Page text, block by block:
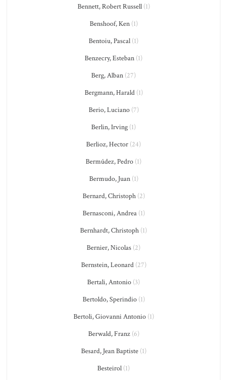
Bennett, Robert Russell(1)
Benshoof, Ken(1)
Bentoiu, Pascal (1)
Benzecry, Esteban (1)
Berg, Alban (27)
Bergmann, Harald(1)
Berio, Luciano(7)
Berlin, Irving (1)
Berlioz, Hector (24)
Bermúdez, Pedro (1)
Bermudo, Juan(1)
Bernard, Christoph(2)
Bernasconi, Andrea(1)
Bernhardt, Christoph (1)
Bernier, Nicolas (2)
Bernstein, Leonard(27)
Bertali, Antonio (3)
Bertoldo, Sperindio(1)
Bertoli, Giovanni Antonio(1)
Berwald, Franz(6)
Besard, Jean Baptiste(1)
Besteirol (1)